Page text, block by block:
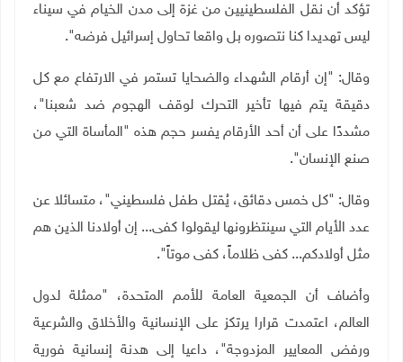
تؤكد أن نقل الفلسطينيين من غزة إلى مدن الخيام في سيناء
ليس تهديدا كنا نتصوره بل واقعا تحاول إسرائيل فرضه".
وقال: "إن أرقام الشهداء والضحايا تستمر في الارتفاع مع كل
دقيقة يتم فيها تأخير التحرك لوقف الهجوم ضد شعبنا"،
مشددًا على أن أحد الأرقام يفسر حجم هذه "المأساة التي من
صنع الإنسان".
وقال: "كل خمس دقائق، يُقتل طفل فلسطيني"، متسائلا عن
عدد الأيام التي سينتظرونها ليقولوا كفى... إن أولادنا الذين هم
مثل أولادكم... كفى ظلاماً، كفى موتاً".
وأضاف أن الجمعية العامة للأمم المتحدة، "ممثلة لدول
العالم، اعتمدت قرارا يرتكز على الإنسانية والأخلاق والشرعية
ورفض المعايير المزدوجة"، داعيا إلى هدنة إنسانية فورية